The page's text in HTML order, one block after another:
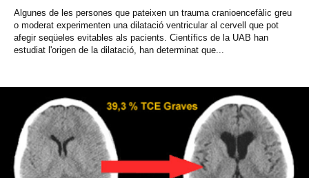
Algunes de les persones que pateixen un trauma cranioencefàlic greu
o moderat experimenten una dilatació ventricular al cervell que pot
afegir seqüeles evitables als pacients. Científics de la UAB han
estudiat l'origen de la dilatació, han determinat que...